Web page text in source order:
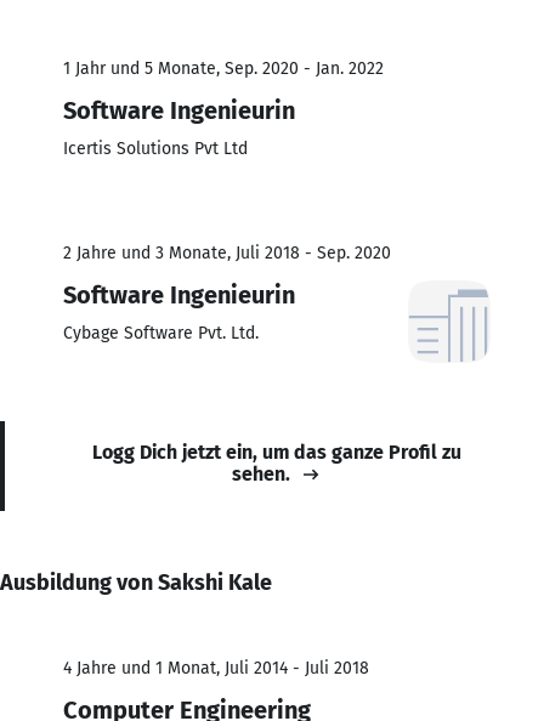
1 Jahr und 5 Monate, Sep. 2020 - Jan. 2022
Software Ingenieurin
Icertis Solutions Pvt Ltd
2 Jahre und 3 Monate, Juli 2018 - Sep. 2020
Software Ingenieurin
Cybage Software Pvt. Ltd.
Logg Dich jetzt ein, um das ganze Profil zu
sehen.
Ausbildung von Sakshi Kale
4 Jahre und 1 Monat, Juli 2014 - Juli 2018
Computer Engineering